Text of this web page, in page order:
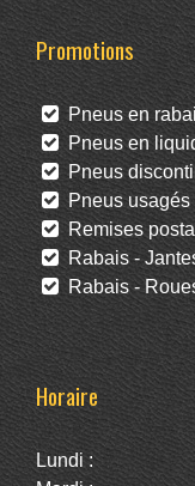
Promotions
Pneus en
Pneus en
Pneus
Pneus usagés
Remises
Rabais -
Rabais -
Horaire
Lundi :